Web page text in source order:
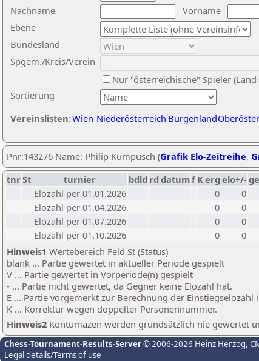
Nachname
Vorname
Ebene
Sortierung
Bundesland
Spgem./Kreis/Verein
Nur "österreichische" Spieler
Vereinslisten:Wien Niederösterreich Burgenland
Pnr:143276 Name: Philip Kumpusch (Grafik Elo-Zeitreihe,
tnrSt turnier bdld rd datumf Kerg elo+/-
Elozahl per 01.01.2026
0
0
Elozahl per 01.04.2026
0
0
Elozahl per 01.07.2026
0
0
Elozahl per 01.10.2026
0
0
Hinweis1 Wertebereich Feld St (Status)
blank ... Partie gewertet in aktueller Periode gespielt
V ... Partie gewertet in Vorperiode(n) gespielt
- ... Partie nicht gewertet, da Gegner keine Elozahl hat.
E ... Partie vorgemerkt zur Berechnung der
K ... Korrektur wegen doppelter Personennummer.
Hinweis2 Kontumazen werden grundsätzlich nie gewertet
Chess-Tournament-Results-Server© 2006-2026 Heinz Herzog,
Legal details/Terms of use